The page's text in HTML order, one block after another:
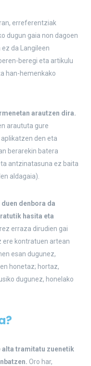
erreferentziak
dugun gaia non dagoen
da Langileen
beregi eta artikulu
han-hemenkako
arautzen dira.
araututa gure
den eta
berarekin batera
antzinatasuna ez baita
aldagaia).
denbora da
hasita eta
erraza dirudien gai
ere kontratuen artean
esan dugunez,
honetaz; hortaz,
dugunez, honelako
alta tramitatu zuenetik
Oro har,